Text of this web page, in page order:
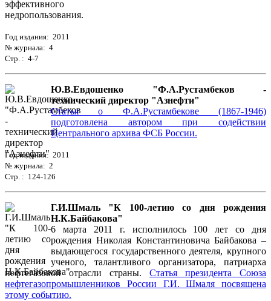
Год издания: 2011
№ журнала: 4
Стр. : 4-7
Ю.В.Евдошенко "Ф.А.Рустамбеков -
технический директор "Азнефти"
Статья о Ф.А.Рустамбекове (1867-1946)
подготовлена автором при содействии
Центрального архива ФСБ России.
Год издания: 2011
№ журнала: 2
Стр. : 124-126
Г.И.Шмаль "К 100-летию со дня рождения
Н.К.Байбакова"
6 марта 2011 г. исполнилось 100 лет со дня
рождения Николая Константиновича Байбакова –
выдающегося государственного деятеля, крупного
ученого, талантливого организатора, патриарха
нефтегазовой отрасли страны. Статья президента Союза
нефтегазопромышленников России Г.И. Шмаля посвящена
этому событию.